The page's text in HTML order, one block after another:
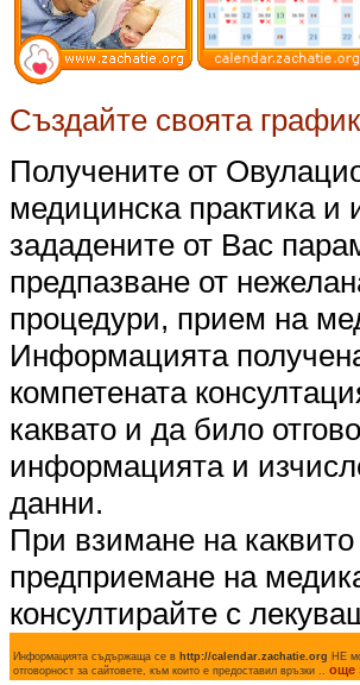
Създайте своята
Получените от
медицинска практика
зададените от Вас
предпазване от
процедури, прием на
Информацията
компетената
каквато и да било
информацията и
данни.
При взимане на
предприемане на
консултирайте с
Информацията съдържаща се в http://calendar.zachatie.org НЕ
отговорност за сайтовете, към които е предоставил връзки .. още